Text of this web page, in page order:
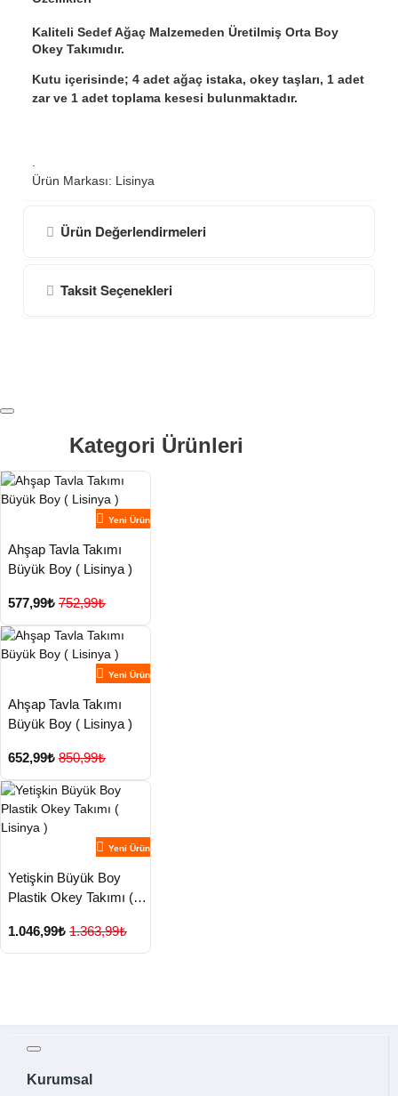
Kaliteli Sedef Ağaç Malzemeden Üretilmiş Orta Boy
Okey Takımıdır.
Kutu içerisinde; 4 adet ağaç istaka, okey taşları, 1 adet
zar ve 1 adet toplama kesesi bulunmaktadır.
Ürün Markası: Lisinya
Ürün Değerlendirmeleri
Taksit Seçenekleri
Kategori Ürünleri
Yeni Ürün
Ahşap Tavla Takımı
Büyük Boy ( Lisinya )
577,99₺ 752,99₺
Yeni Ürün
Ahşap Tavla Takımı
Büyük Boy ( Lisinya )
652,99₺ 850,99₺
Yeni Ürün
Yetişkin Büyük Boy
Plastik Okey Takımı (
1.046,99₺ 1.363,99₺
Kurumsal